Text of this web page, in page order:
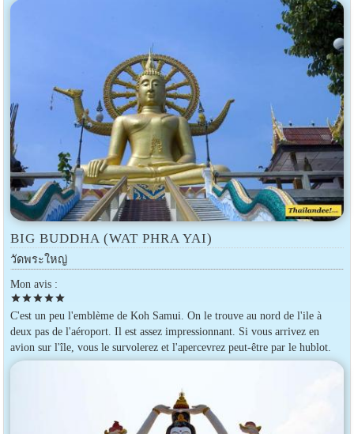
BIG BUDDHA (WAT PHRA YAI)
วัดพระใหญ่
Mon avis :
starstarstarstarstar
C'est un peu l'emblème de Koh Samui. On le trouve au nord de l'ile à
deux pas de l'aéroport. Il est assez impressionnant. Si vous arrivez en
avion sur l'île, vous le survolerez et l'apercevrez peut-être par le hublot.